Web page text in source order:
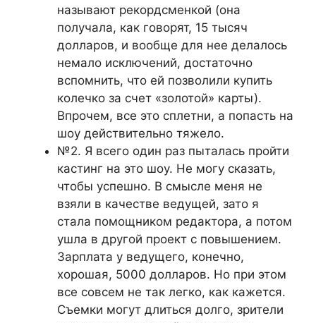
называют рекордсменкой (она
получала, как говорят, 15 тысяч
долларов, и вообще для нее делалось
немало исключений, достаточно
вспомнить, что ей позволили купить
колечко за счет «золотой» карты).
Впрочем, все это сплетни, а попасть на
шоу действительно тяжело.
№2. Я всего один раз пыталась пройти
кастинг на это шоу. Не могу сказать,
чтобы успешно. В смысле меня не
взяли в качестве ведущей, зато я
стала помощником редактора, а потом
ушла в другой проект с повышением.
Зарплата у ведущего, конечно,
хорошая, 5000 долларов. Но при этом
все совсем не так легко, как кажется.
Съемки могут длиться долго, зрители